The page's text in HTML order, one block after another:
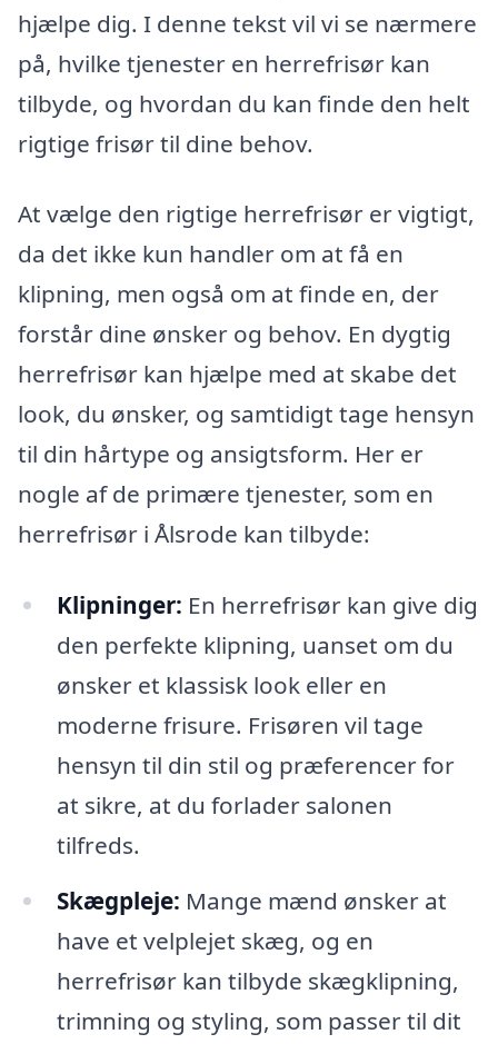
hjælpe dig. I denne tekst vil vi se nærmere
på, hvilke tjenester en herrefrisør kan
tilbyde, og hvordan du kan finde den helt
rigtige frisør til dine behov.
At vælge den rigtige herrefrisør er vigtigt,
da det ikke kun handler om at få en
klipning, men også om at finde en, der
forstår dine ønsker og behov. En dygtig
herrefrisør kan hjælpe med at skabe det
look, du ønsker, og samtidigt tage hensyn
til din hårtype og ansigtsform. Her er
nogle af de primære tjenester, som en
herrefrisør i Ålsrode kan tilbyde:
Klipninger: En herrefrisør kan give dig
den perfekte klipning, uanset om du
ønsker et klassisk look eller en
moderne frisure. Frisøren vil tage
hensyn til din stil og præferencer for
at sikre, at du forlader salonen
tilfreds.
Skægpleje: Mange mænd ønsker at
have et velplejet skæg, og en
herrefrisør kan tilbyde skægklipning,
trimning og styling, som passer til dit